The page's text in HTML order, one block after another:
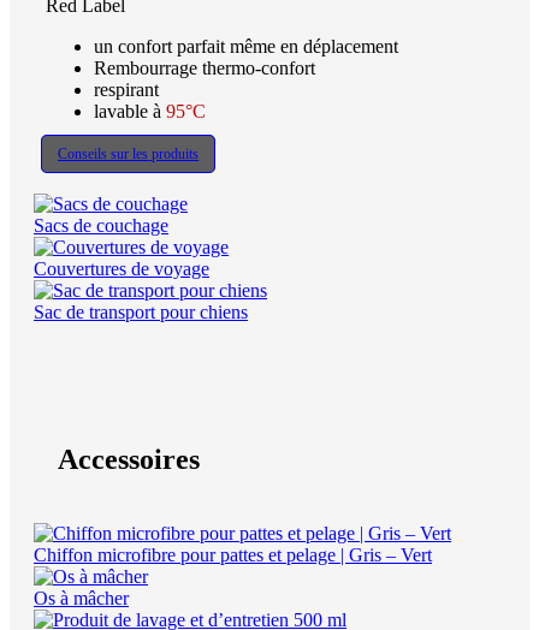
Red Label
un confort parfait même en déplacement
Rembourrage thermo-confort
respirant
lavable à 95°C
Conseils sur les produits
Sacs de couchage
Couvertures de voyage
Sac de transport pour chiens
Accessoires
Chiffon microfibre pour pattes et pelage | Gris – Vert
Os à mâcher